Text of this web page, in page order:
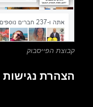
הפייסבוק
נגישות